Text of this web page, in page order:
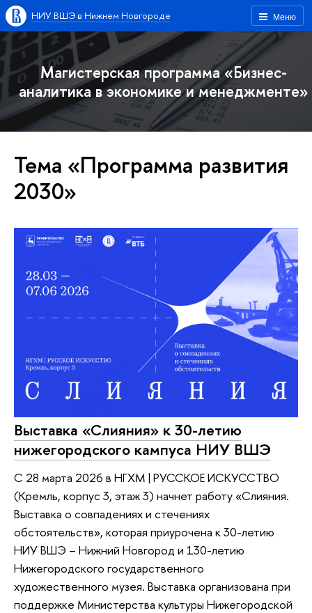
Меню
НИУ ВШЭ в Нижнем Новгороде
Магистерская программа «Бизнес-
аналитика в экономике и менеджменте»
Тема «Программа развития
2030»
Выставка «Слияния» к 30-летию
нижегородского кампуса НИУ ВШЭ
С 28 марта 2026 в НГХМ | РУССКОЕ ИСКУССТВО
(Кремль, корпус 3, этаж 3) начнет работу «Слияния.
Выставка о совпадениях и стечениях
обстоятельств», которая приурочена к 30-летию
НИУ ВШЭ – Нижний Новгород и 130-летию
Нижегородского государственного
художественного музея. Выставка организована при
поддержке Министерства культуры Нижегородской